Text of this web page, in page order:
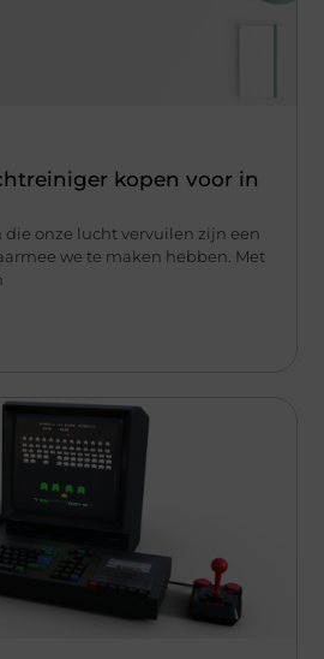
kopen voor in
die onze lucht vervuilen zijn een
we te maken hebben. Met